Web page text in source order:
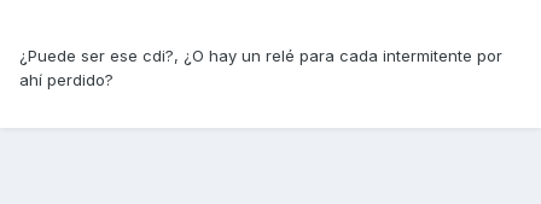
¿Puede ser ese cdi?, ¿O hay un relé para cada intermitente por
ahí perdido?